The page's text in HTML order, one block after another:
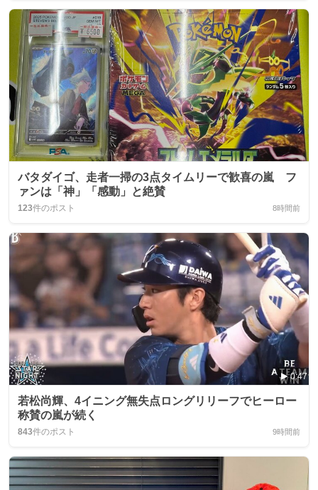
バタダイゴ、走者一掃の3点タイムリーで歓喜の嵐 フ
ァンは「神」「感動」と絶賛
123件のポスト 8時間前
0:47
若松尚輝、4イニング無失点ロングリリーフでヒーロー
称賛の嵐が続く
843件のポスト 9時間前